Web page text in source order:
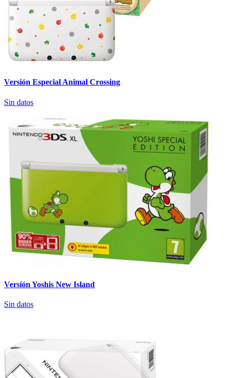
Versión Especial Animal Crossing
Sin datos
Versión Yoshis New Island
Sin datos